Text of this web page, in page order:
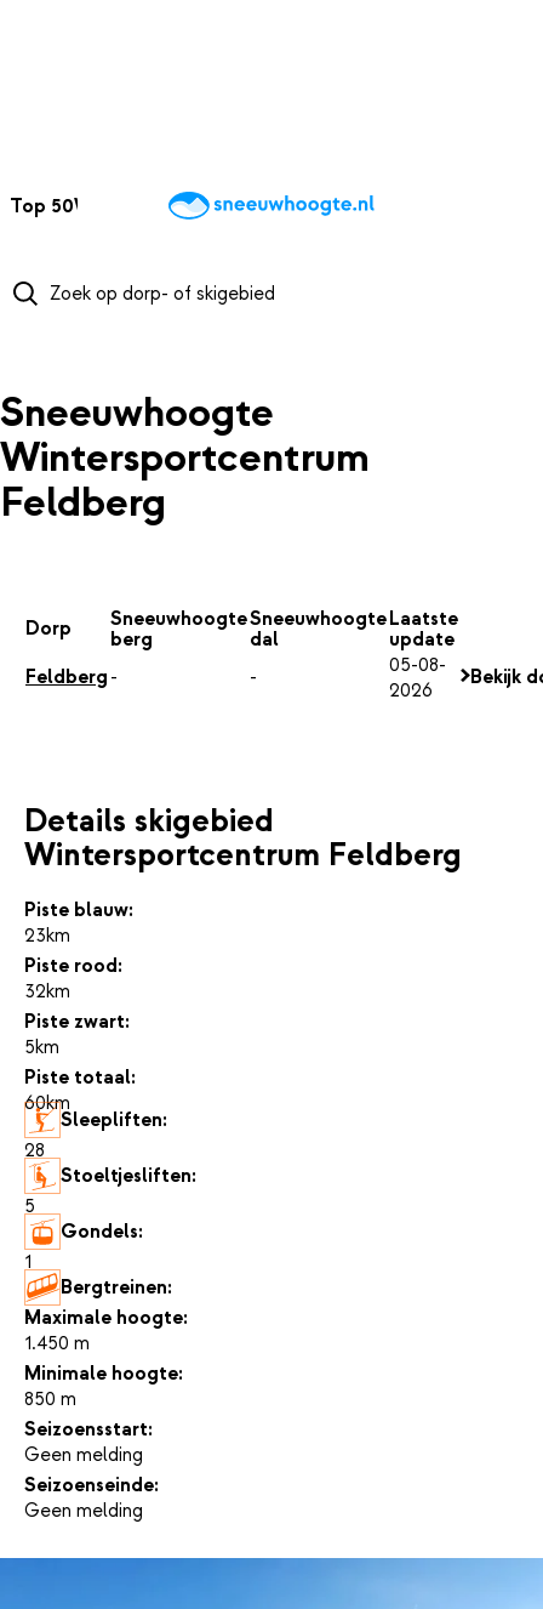
Top 50Webcams WintersportweerKaarten
Sneeuwhoogte
Wintersportcentrum
Feldberg
Dorp
Sneeuwhoogte
berg
Sneeuwhoogte
dal
Laatste
update
Feldberg - -
05-08-
2026
Bekijk
Details skigebied
Wintersportcentrum Feldberg
Piste blauw:
23km
Piste rood:
32km
Piste zwart:
5km
Piste totaal:
60km
Sleepliften:
28
Stoeltjesliften:
5
Gondels:
1
Bergtreinen:
-
Maximale hoogte:
1.450 m
Minimale hoogte:
850 m
Seizoensstart:
Geen melding
Seizoenseinde:
Geen melding